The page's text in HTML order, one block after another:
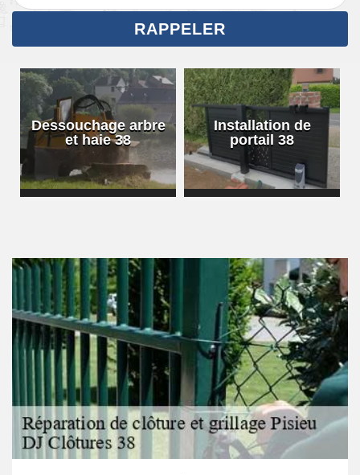
Dessouchage arbre
et haie 38
Installation de
portail 38